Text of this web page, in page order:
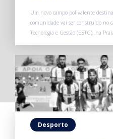
Um novo campo polivalente
comunidade vai ser construído no
Tecnologia e Gestão (ESTG), na
Desporto